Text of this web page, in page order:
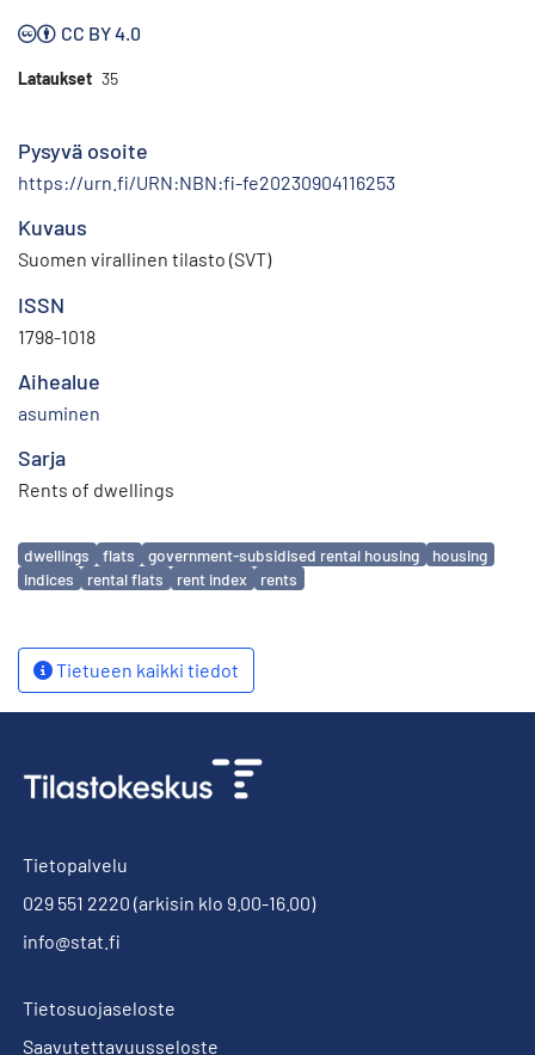
CC BY 4.0
Lataukset 35
Pysyvä osoite
https://urn.fi/URN:NBN:fi-fe20230904116253
Kuvaus
Suomen virallinen tilasto (SVT)
ISSN
1798-1018
Aihealue
asuminen
Sarja
Rents of dwellings
Avainsanat
dwellings flats government-subsidised rental housing
housing
indices
rental flats rent index rents
Tietueen kaikki tiedot
Tietopalvelu
029 551 2220 (arkisin klo 9.00-16.00)
info@stat.fi
Tietosuojaseloste
Saavutettavuusseloste